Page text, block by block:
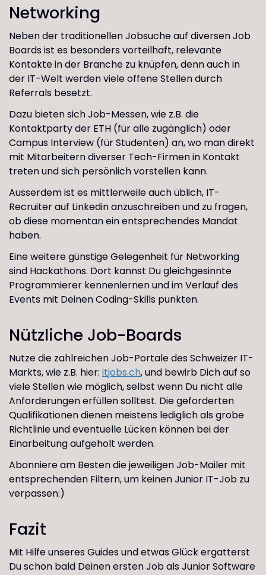
Networking
Neben der traditionellen Jobsuche auf diversen Job
Boards ist es besonders vorteilhaft, relevante
Kontakte in der Branche zu knüpfen, denn auch in
der IT-Welt werden viele offene Stellen durch
Referrals besetzt.
Dazu bieten sich Job-Messen, wie z.B. die
Kontaktparty der ETH (für alle zugänglich) oder
Campus Interview (für Studenten) an, wo man direkt
mit Mitarbeitern diverser Tech-Firmen in Kontakt
treten und sich persönlich vorstellen kann.
Ausserdem ist es mittlerweile auch üblich, IT-
Recruiter auf Linkedin anzuschreiben und zu fragen,
ob diese momentan ein entsprechendes Mandat
haben.
Eine weitere günstige Gelegenheit für Networking
sind Hackathons. Dort kannst Du gleichgesinnte
Programmierer kennenlernen und im Verlauf des
Events mit Deinen Coding-Skills punkten.
Nützliche Job-Boards
Nutze die zahlreichen Job-Portale des Schweizer IT-
Markts, wie z.B. hier: itjobs.ch, und bewirb Dich auf so
viele Stellen wie möglich, selbst wenn Du nicht alle
Anforderungen erfüllen solltest. Die geforderten
Qualifikationen dienen meistens lediglich als grobe
Richtlinie und eventuelle Lücken können bei der
Einarbeitung aufgeholt werden.
Abonniere am Besten die jeweiligen Job-Mailer mit
entsprechenden Filtern, um keinen Junior IT-Job zu
verpassen:)
Fazit
Mit Hilfe unseres Guides und etwas Glück ergatterst
Du schon bald Deinen ersten Job als Junior Software